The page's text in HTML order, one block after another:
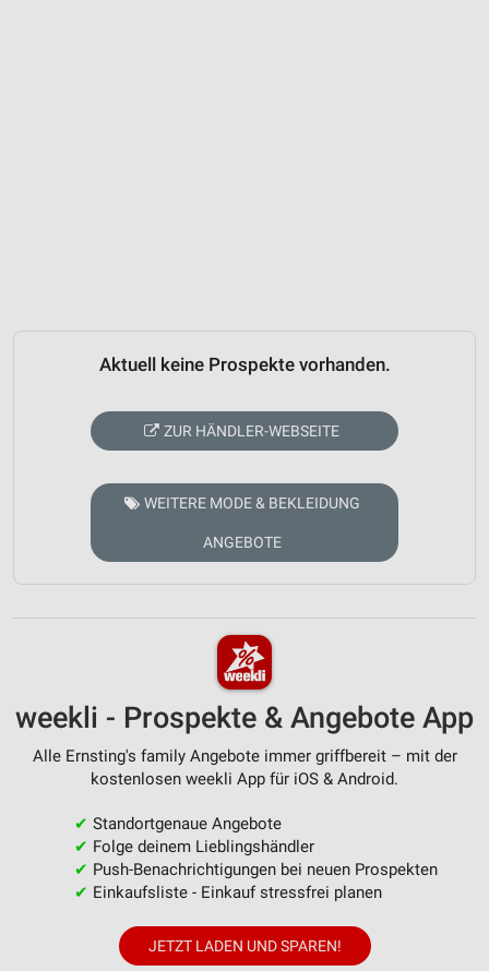
Aktuell keine Prospekte vorhanden.
ZUR HÄNDLER-WEBSEITE
WEITERE MODE & BEKLEIDUNG
ANGEBOTE
weekli - Prospekte & Angebote App
Alle Ernsting's family Angebote immer griffbereit – mit der
kostenlosen weekli App für iOS & Android.
✔ Standortgenaue Angebote
✔ Folge deinem Lieblingshändler
✔ Push-Benachrichtigungen bei neuen Prospekten
✔ Einkaufsliste - Einkauf stressfrei planen
JETZT LADEN UND SPAREN!